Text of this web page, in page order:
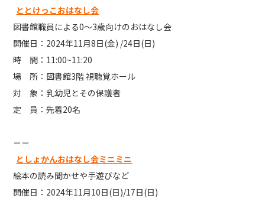
ととけっこおはなし会
図書館職員による0～3歳向けのおはなし会
開催日：2024年11月8日(金) /24日(日)
時 間：11:00~11:20
場 所：図書館3階 視聴覚ホール
対 象：乳幼児とその保護者
定 員：先着20名
＝＝
としょかんおはなし会ミニミニ
絵本の読み聞かせや手遊びなど
開催日：2024年11月10日(日)/17日(日)